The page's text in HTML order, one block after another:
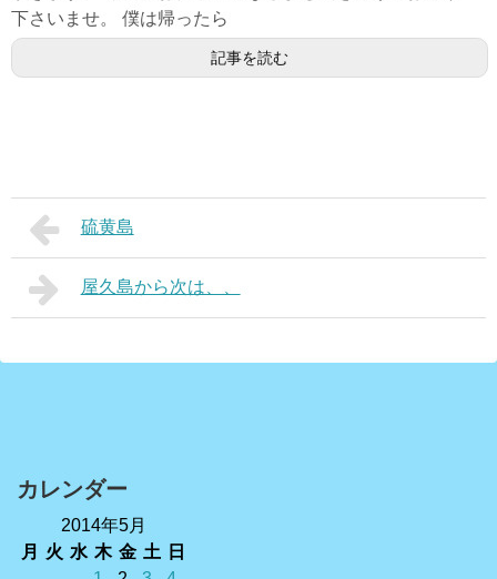
下さいませ。 僕は帰ったら
記事を読む
硫黄島
屋久島から次は、、
カレンダー
2014年5月
月
火 水 木 金 土
日